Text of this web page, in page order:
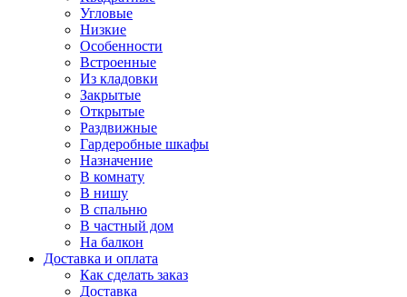
Угловые
Низкие
Особенности
Встроенные
Из кладовки
Закрытые
Открытые
Раздвижные
Гардеробные шкафы
Назначение
В комнату
В нишу
В спальню
В частный дом
На балкон
Доставка и оплата
Как сделать заказ
Доставка